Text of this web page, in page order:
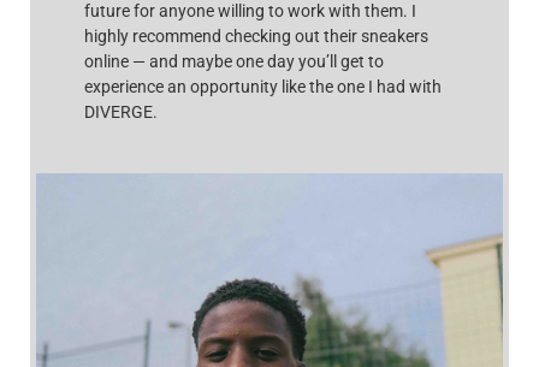
future for anyone willing to work with them. I
highly recommend checking out their sneakers
online — and maybe one day you’ll get to
experience an opportunity like the one I had with
DIVERGE.